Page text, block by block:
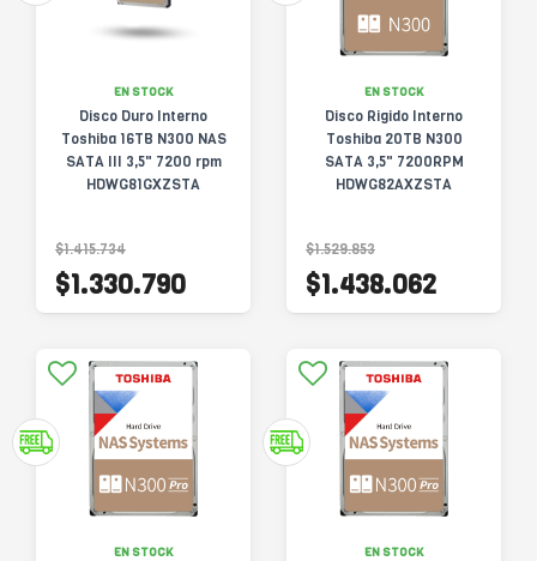
EN STOCK
Disco Duro Interno
Toshiba 16TB N300 NAS
SATA III 3,5" 7200 rpm
HDWG81GXZSTA
$1.415.734
$1.330.790
EN STOCK
Disco Rigido Interno
Toshiba 20TB N300
SATA 3,5" 7200RPM
HDWG82AXZSTA
$1.529.853
$1.438.062
EN STOCK EN STOCK